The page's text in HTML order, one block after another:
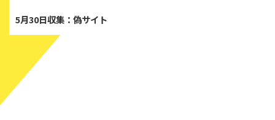
5月30日収集：偽サイト